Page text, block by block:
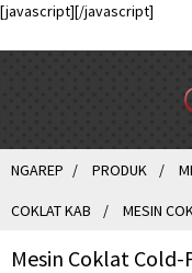
[javascript][/javascript]
NGAREP PRODUK
COKLAT KAB MESIN
Mesin Coklat Cold-